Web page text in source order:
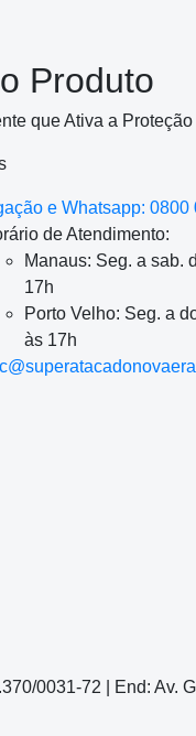
Produto
que Ativa a
e Whatsapp: 0800
de Atendimento:
Manaus: Seg. a sab.
17h
Porto Velho: Seg. a
às 17h
0031-72 | End: Av.